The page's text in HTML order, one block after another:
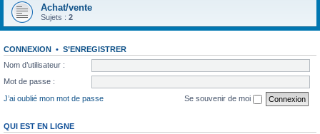
Achat/vente
Sujets : 2
CONNEXION • S’ENREGISTRER
Nom d’utilisateur :
Mot de passe :
J’ai oublié mon mot de passe
Se souvenir de moi
QUI EST EN LIGNE